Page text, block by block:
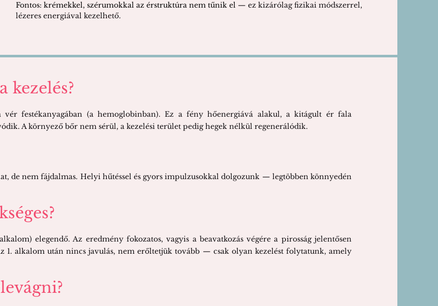
Fontos: krémekkel, szérumokkal az érstruktúra nem tűnik el — ez kizárólag fizikai módszerrel,
lézeres energiával kezelhető.
kezelés?
festékanyagában (a hemoglobinban). Ez a fény hőenergiává alakul, a kitágult ér fala
A környező bőr nem sérül, a kezelési terület pedig hegek nélkül regenerálódik.
de nem fájdalmas. Helyi hűtéssel és gyors impulzusokkal dolgozunk — legtöbben könnyedén
elegendő. Az eredmény fokozatos, vagyis a beavatkozás végére a pirosság jelentősen
1. alkalom után nincs javulás, nem erőltetjük tovább — csak olyan kezelést folytatunk, amely